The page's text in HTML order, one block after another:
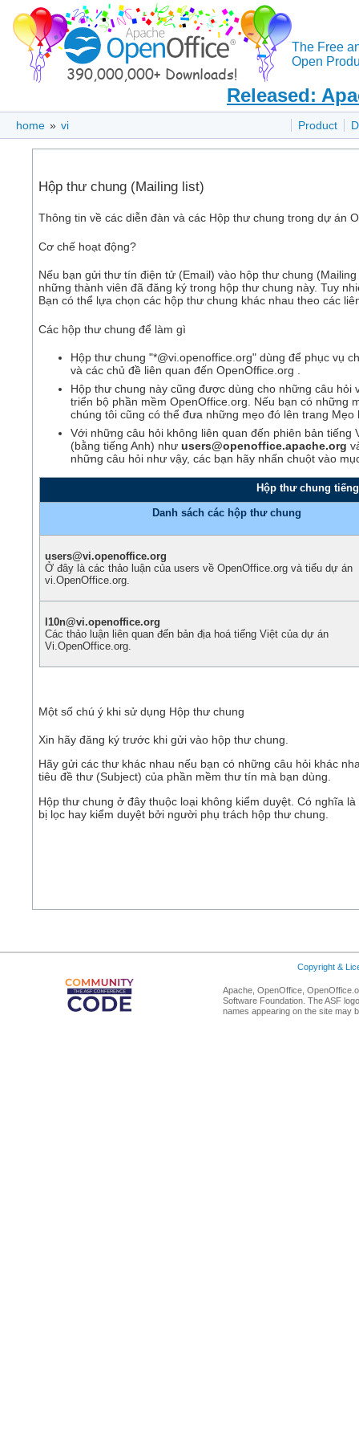
The Free
Open
Released:
Product
home » vi
Hộp thư chung (Mailing list)
Thông tin về các diễn đàn và các Hộp thư chung trong dự án
Cơ chế hoạt động?
Nếu bạn gửi thư tín điện tử (Email) vào hộp thư chung
những thành viên đã đăng ký trong hộp thư chung này. Tuy
Bạn có thể lựa chọn các hộp thư chung khác nhau theo các
Các hộp thư chung để làm gì
Hộp thư chung "*@vi.openoffice.org" dùng để phục vụ
và các chủ đề liên quan đến OpenOffice.org .
Hộp thư chung này cũng được dùng cho những câu
triển bộ phần mềm OpenOffice.org. Nếu bạn có những
chúng tôi cũng có thể đưa những mẹo đó lên trang Mẹo
Với những câu hỏi không liên quan đến phiên bản
(bằng tiếng Anh) nhưusers@openoffice.apache.org
những câu hỏi như vậy, các bạn hãy nhấn chuột vào
Hộp thư chung
Danh sách các hộp thư chung
users@vi.openoffice.org
Ở đây là các thảo luận của users về OpenOffice.org và tiểu dự án
vi.OpenOffice.org.
l10n@vi.openoffice.org
Các thảo luận liên quan đến bản địa hoá tiếng Việt của dự án
Vi.OpenOffice.org.
Một số chú ý khi sử dụng Hộp thư chung
Xin hãy đăng ký trước khi gửi vào hộp thư chung.
Hãy gửi các thư khác nhau nếu bạn có những câu hỏi khác
tiêu đề thư (Subject) của phần mềm thư tín mà bạn dùng.
Hộp thư chung ở đây thuộc loại không kiểm duyệt. Có nghĩa
bị lọc hay kiểm duyệt bởi người phụ trách hộp thư chung.
Copyright &
Apache, OpenOffice,
Software Foundation. The ASF
names appearing on the site may